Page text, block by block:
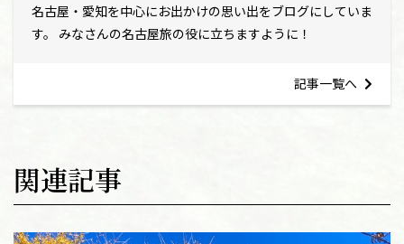
名古屋・愛知を中心にお出かけの思い出をブログにしていま
す。 みなさんの名古屋旅の役に立ちますように！
記事一覧へ
関連記事